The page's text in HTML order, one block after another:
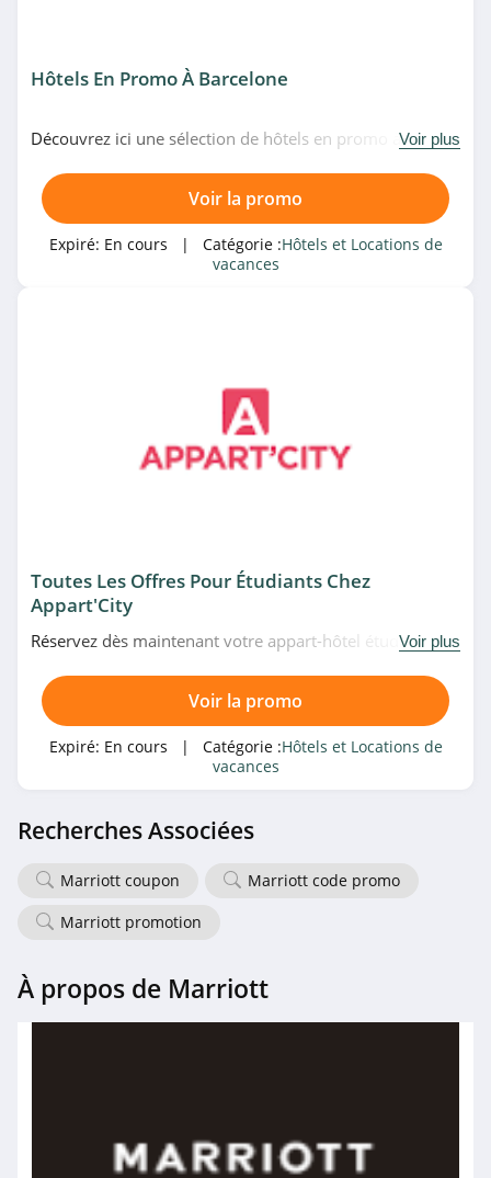
Hôtels En Promo À Barcelone
Découvrez ici une sélection de hôtels en promo àVoir plus
Voir la promo
Expiré: En cours | Catégorie :Hôtels et Locations de
vacances
Toutes Les Offres Pour Étudiants Chez
Appart'City
Réservez dès maintenant votre appart-hôtel étudiant en
Appart'City. Allez-y!
Voir plus
Voir la promo
Expiré: En cours | Catégorie :Hôtels et Locations de
vacances
Recherches Associées
Marriott coupon
Marriott code promo
Marriott promotion
À propos de Marriott